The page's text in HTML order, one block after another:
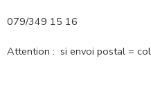
079/349 15 16
Attention : si envoi postal =